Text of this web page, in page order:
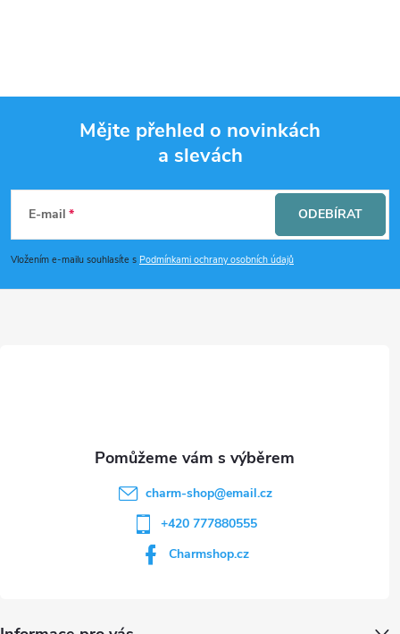
p
Mějte přehled o novinkách
a slevách
E-mail
Vložením e-mailu souhlasíte s Podmínkami ochrany osobních údajů
ODEBÍRAT
charm-shop@email.cz
+420 777880555
Charmshop.cz